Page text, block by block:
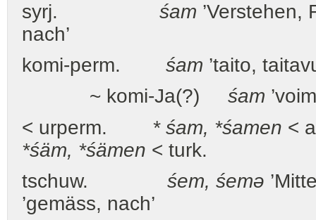
syrj. śam ’Verstehen,
nach’
komi-perm. śam ’taito,
~ komi-Ja(?) śam
< urperm. * śam, *śamen <
*śäm, *śämen < turk.
tschuw. śem, śemə
’gemäss, nach’